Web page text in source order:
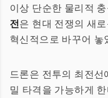
이상 단순한 물리적
전은 현대 전쟁의 새
혁신적으로 바꾸어
드론은 전투의 최전
밀 타격을 가능하게